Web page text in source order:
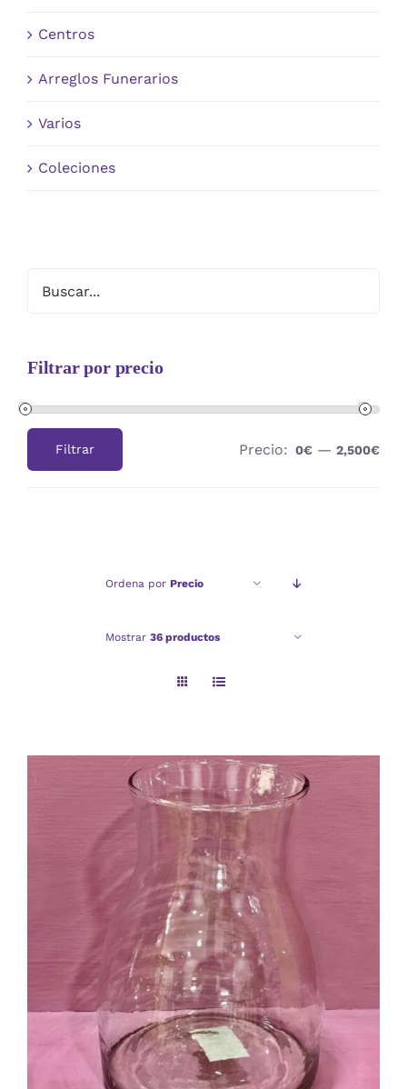
Centros
Arreglos Funerarios
Varios
Coleciones
Filtrar por precio
Filtrar Precio: 0€ —2,500€
Ordena por Precio
Mostrar 36 productos
AÑADIR AL CARRITO
DETALLES